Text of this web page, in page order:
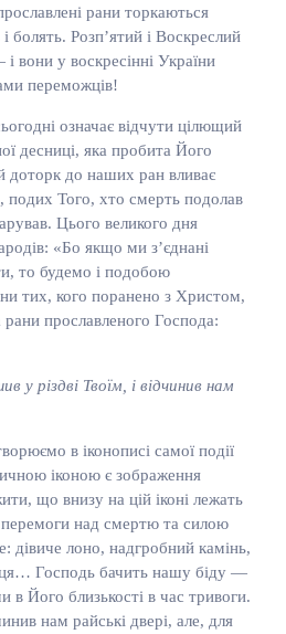
рани торкаються
болять. Розп’ятий і Воскреслий
вони у воскресінні України
переможців!
означає відчути цілющий
десниці, яка пробита Його
доторк до наших ран вливає
подих Того, хто смерть подолав
Цього великого дня
«Бо якщо ми з’єднані
то будемо і подобою
тих, кого поранено з Христом,
прославленого Господа:
у різдві Твоїм, і відчинив нам
в іконописі самої події
іконою є зображення
що внизу на цій іконі лежать
над смертю та силою
дівиче лоно, надгробний камінь,
Господь бачить нашу біду —
Його близькості в час тривоги.
нам райські двері, але, для